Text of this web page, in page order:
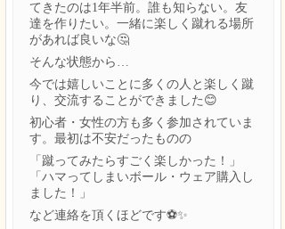
てきたのは1年半前。誰も知らない。友
達を作りたい。一緒に楽しく蹴れる場所
があれば良いな🤔
そんな状態から…
今では嬉しいことに多くの人と楽しく蹴
り、交流することができました😊
初心者・女性の方も多く参加されていま
す。最初は不安だったものの
「蹴ってみたらすごく楽しかった！」
「ハマってしまいボール・ウェア購入し
ました！」
など連絡を頂くほどです⚽✨